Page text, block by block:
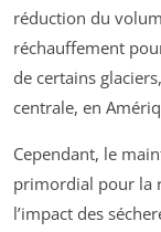
réduction du
réchauffement
de certains
centrale, en
Cependant, le
primordial pour la
l’impact des